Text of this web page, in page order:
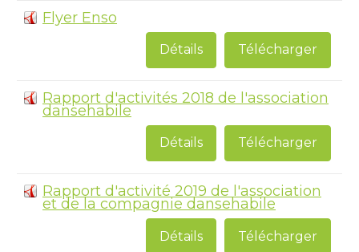
Flyer Enso
Télécharger
Détails
Rapport d'activités 2018 de l'association
dansehabile
Télécharger
Détails
Rapport d'activité 2019 de l'association
et de la compagnie dansehabile
Télécharger
Détails